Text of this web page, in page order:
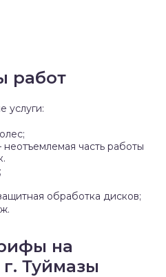
работ
услуги:
неотъемлемая часть работы
обработка дисков;
на
Туймазы